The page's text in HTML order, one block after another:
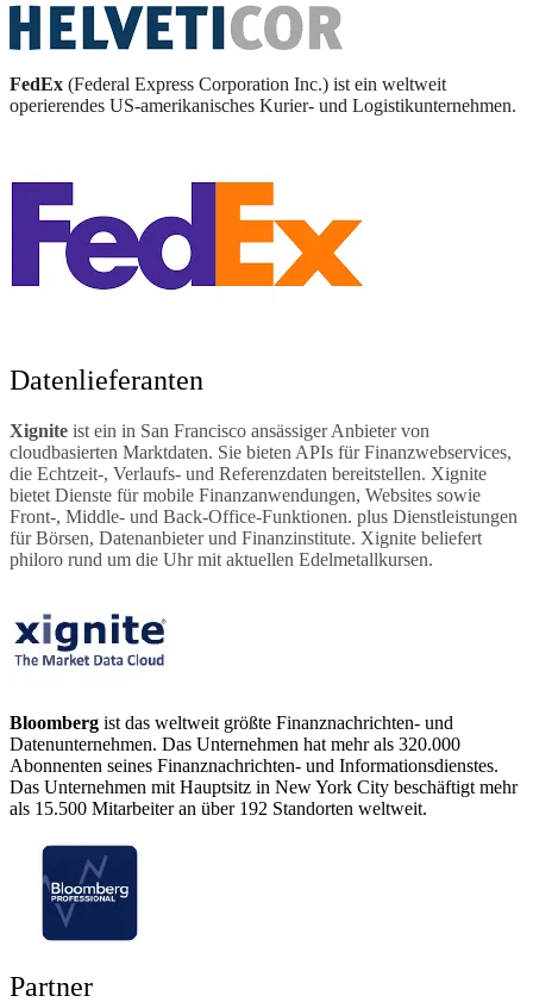
FedEx (Federal Express Corporation Inc.) ist ein weltweit
operierendes US-amerikanisches Kurier- und Logistikunternehmen.
Datenlieferanten
Xignite ist ein in San Francisco ansässiger Anbieter von
cloudbasierten Marktdaten. Sie bieten APIs für Finanzwebservices,
die Echtzeit-, Verlaufs- und Referenzdaten bereitstellen. Xignite
bietet Dienste für mobile Finanzanwendungen, Websites sowie
Front-, Middle- und Back-Office-Funktionen. plus Dienstleistungen
für Börsen, Datenanbieter und Finanzinstitute. Xignite beliefert
philoro rund um die Uhr mit aktuellen Edelmetallkursen.
Bloomberg ist das weltweit größte Finanznachrichten- und
Datenunternehmen. Das Unternehmen hat mehr als 320.000
Abonnenten seines Finanznachrichten- und Informationsdienstes.
Das Unternehmen mit Hauptsitz in New York City beschäftigt mehr
als 15.500 Mitarbeiter an über 192 Standorten weltweit.
Partner